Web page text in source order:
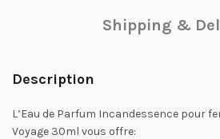
Shipping &
Description
L’Eau de Parfum Incandessence pour
Voyage 30ml vous offre: